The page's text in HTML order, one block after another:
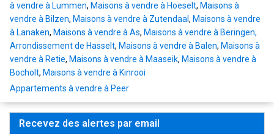
à vendre à Lummen, Maisons à vendre à Hoeselt, Maisons à
vendre à Bilzen, Maisons à vendre à Zutendaal, Maisons à vendre
à Lanaken, Maisons à vendre à As, Maisons à vendre à Beringen,
Arrondissement de Hasselt, Maisons à vendre à Balen, Maisons à
vendre à Retie, Maisons à vendre à Maaseik, Maisons à vendre à
Bocholt, Maisons à vendre à Kinrooi
Appartements à vendre à Peer
Recevez des alertes par email